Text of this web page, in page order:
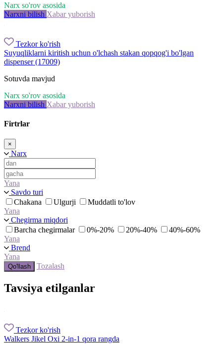
Narx so'rov asosida
Narxni bilish Xabar yuborish
Tezkor ko'rish
Suyuqliklarni kiritish uchun o'lchash stakan qopqog'i bo'lgan
dispenser (17009)
Sotuvda mavjud
Narx so'rov asosida
Narxni bilish Xabar yuborish
Firtrlar
×
Narx
Yana
Savdo turi
Chakana
Ulgurji
Muddatli to'lov
Yana
Chegirma miqdori
Barcha chegirmalar
0%-20% 20%-40%
40%-60%
Yana
Brend
Yana
Qo'llash Tozalash
Tavsiya etilganlar
Tezkor ko'rish
Walkers Jikel Oxi 2-in-1 qora rangda